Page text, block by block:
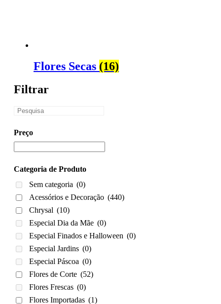
Flores Secas (16)
Filtrar
Preço
Categoria de Produto
Sem categoria (0)
Acessórios e Decoração (440)
Chrysal (10)
Especial Dia da Mãe (0)
Especial Finados e Halloween (0)
Especial Jardins (0)
Especial Páscoa (0)
Flores de Corte (52)
Flores Frescas (0)
Flores Importadas (1)